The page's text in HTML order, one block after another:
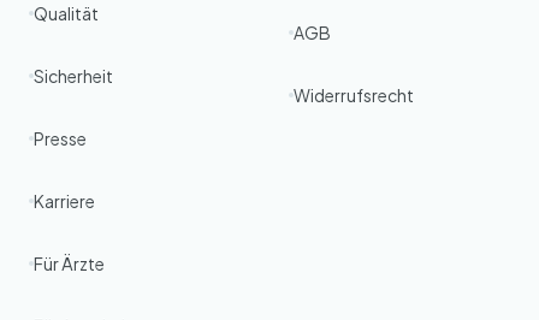
Qualität
Sicherheit
Presse
Karriere
Für Ärzte
AGB
Widerrufsrecht